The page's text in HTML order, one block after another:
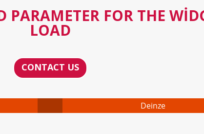
PARAMETER FOR THE
LOAD
CONTACT US
Deinze